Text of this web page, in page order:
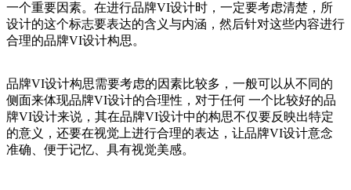
一个重要因素。在进行品牌VI设计时，一定要考虑清楚，所
设计的这个标志要表达的含义与内涵，然后针对这些内容进行
合理的品牌VI设计构思。
品牌VI设计构思需要考虑的因素比较多，一般可以从不同的
侧面来体现品牌VI设计的合理性，对于任何 一个比较好的品
牌VI设计来说，其在品牌VI设计中的构思不仅要反映出特定
的意义，还要在视觉上进行合理的表达，让品牌VI设计意念
准确、便于记忆、具有视觉美感。